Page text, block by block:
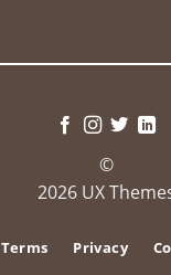
©
2026 UX
Terms Privacy